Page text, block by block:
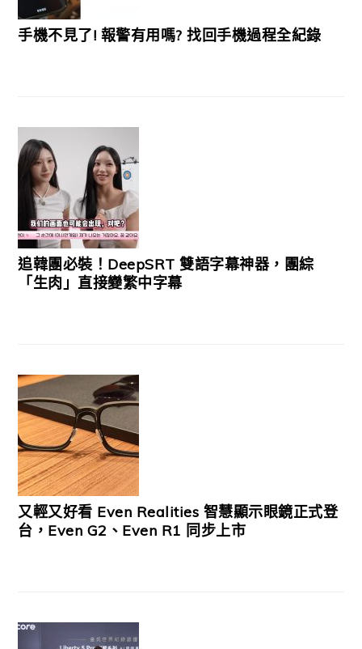
手機不見了! 報警有用嗎? 找回手機過程全紀錄
追韓團必裝！DeepSRT 雙語字幕神器，團綜
「生肉」直接變繁中字幕
又輕又好看 Even Realities 智慧顯示眼鏡正式登
台，Even G2、Even R1 同步上市